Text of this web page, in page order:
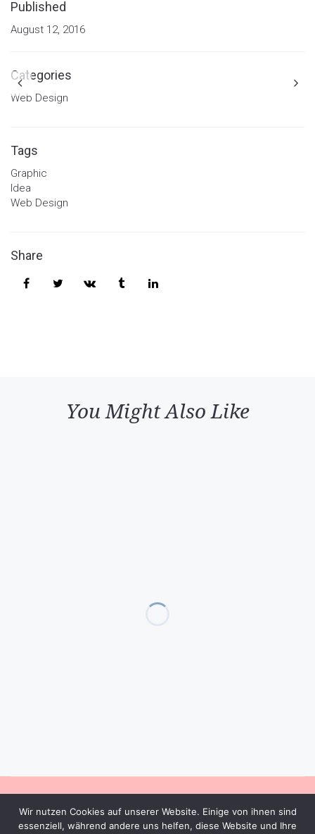
Published
August 12, 2016
Categories
Web Design
Tags
Graphic
Idea
Web Design
Share
You Might Also Like
2023 Copyright © All rights reserved
Wir nutzen Cookies auf unserer Website. Einige von ihnen sind
essenziell, während andere uns helfen, diese Website und Ihre